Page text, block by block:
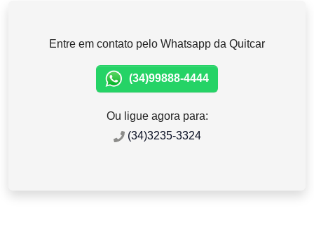
Entre em contato pelo Whatsapp da Quitcar
(34)99888-4444
Ou ligue agora para:
(34)3235-3324